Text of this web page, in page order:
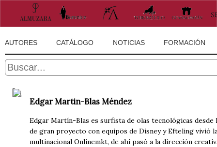
AUTORES CATÁLOGO NOTICIAS FORMACIÓN
Edgar Martin-Blas Méndez
Edgar Martín-Blas es surfista de olas tecnológicas
de gran proyecto con equipos de Disney y Efteling vivió
multinacional Onlinemkt, de ahí pasó a la dirección